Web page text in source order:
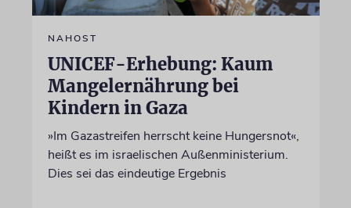
NAHOST
UNICEF-Erhebung: Kaum
Mangelernährung bei
Kindern in Gaza
»Im Gazastreifen herrscht keine Hungersnot«,
heißt es im israelischen Außenministerium.
Dies sei das eindeutige Ergebnis